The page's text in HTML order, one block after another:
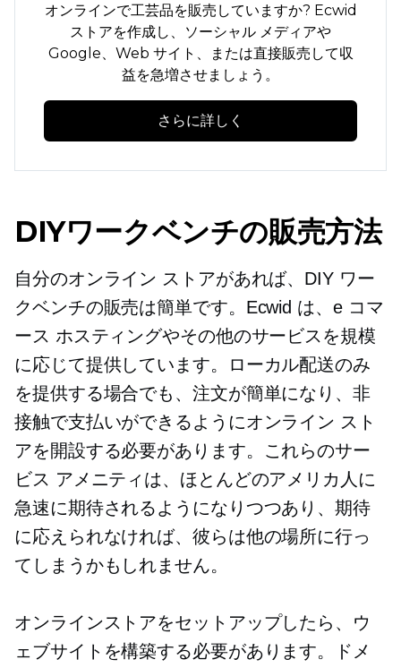
オンラインで工芸品を販売していますか? Ecwid
ストアを作成し、ソーシャル メディアや
Google、Web サイト、または直接販売して収
益を急増させましょう。
さらに詳しく
DIYワークベンチの販売方法
自分のオンライン ストアがあれば、DIY ワー
クベンチの販売は簡単です。Ecwid は、e コマ
ース ホスティングやその他のサービスを規模
に応じて提供しています。ローカル配送のみ
を提供する場合でも、注文が簡単になり、非
接触で支払いができるようにオンライン スト
アを開設する必要があります。これらのサー
ビス アメニティは、ほとんどのアメリカ人に
急速に期待されるようになりつつあり、期待
に応えられなければ、彼らは他の場所に行っ
てしまうかもしれません。
オンラインストアをセットアップしたら、ウ
ェブサイトを構築する必要があります。ドメ